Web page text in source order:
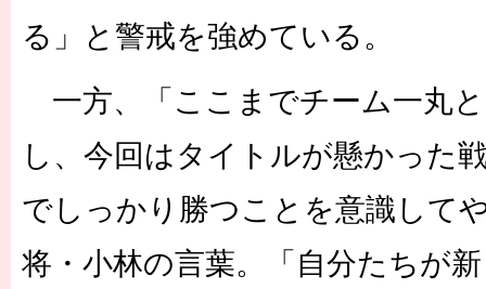
る」と警戒を強めている。
一方、「ここまでチーム一丸
し、今回はタイトルが懸かった
でしっかり勝つことを意識して
将・小林の言葉。「自分たちが